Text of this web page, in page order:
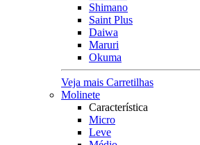
Shimano
Saint Plus
Daiwa
Maruri
Okuma
Veja mais Carretilhas
Molinete
Característica
Micro
Leve